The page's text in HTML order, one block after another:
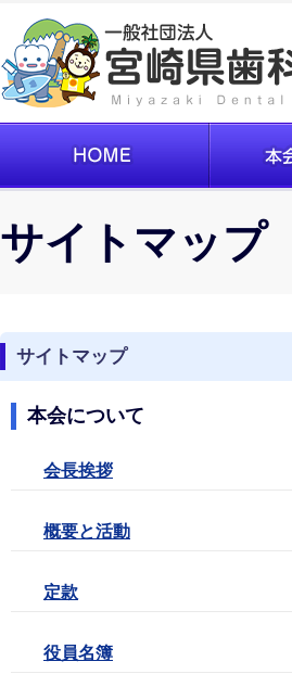
サイトマップ
サイトマップ
本会について
会長挨拶
概要と活動
定款
役員名簿